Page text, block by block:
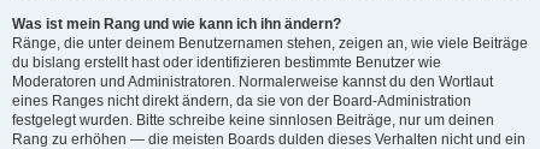
Was ist mein Rang und wie kann ich ihn ändern?
Ränge, die unter deinem Benutzernamen stehen, zeigen an, wie viele Beiträge
du bislang erstellt hast oder identifizieren bestimmte Benutzer wie
Moderatoren und Administratoren. Normalerweise kannst du den Wortlaut
eines Ranges nicht direkt ändern, da sie von der Board-Administration
festgelegt wurden. Bitte schreibe keine sinnlosen Beiträge, nur um deinen
Rang zu erhöhen — die meisten Boards dulden dieses Verhalten nicht und ein